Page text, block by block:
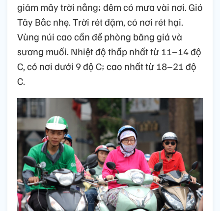
giảm mây trời nắng; đêm có mưa vài nơi. Gió
Tây Bắc nhẹ. Trời rét đậm, có nơi rét hại.
Vùng núi cao cần đề phòng băng giá và
sương muối. Nhiệt độ thấp nhất từ 11–14 độ
C, có nơi dưới 9 độ C; cao nhất từ 18–21 độ
C.